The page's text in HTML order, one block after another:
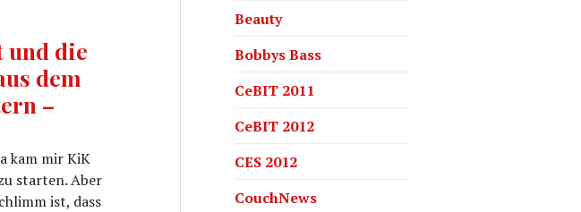
die
dem
–
kam mir KiK
starten. Aber
ist, dass
Beauty
Bobbys Bass
CeBIT 2011
CeBIT 2012
CES 2012
CouchNews